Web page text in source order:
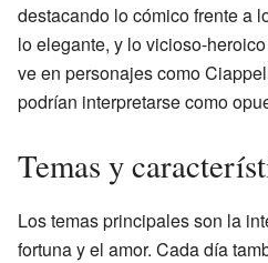
destacando lo cómico frente a
lo elegante, y lo vicioso-
ve en personajes como
podrían interpretarse como
Temas y
Los temas principales son la
fortuna y el amor. Cada día